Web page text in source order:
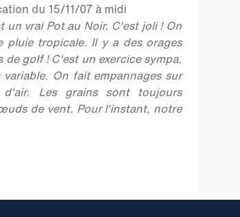
du 15/11/07 à midi
vrai Pot au Noir. C'est joli ! On
pluie tropicale. Il y a des orages
golf ! C'est un exercice sympa.
On fait empannages sur
Les grains sont toujours
de vent. Pour l'instant, notre